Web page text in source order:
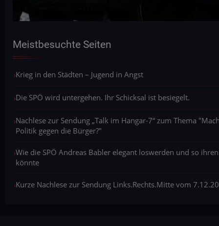
Meistbesuchte Seiten
Krieg in den Städten – Jugend in Angst
Die SPÖ wird untergehen. Ihr Schicksal ist besiegelt.
Nachlese zur Sendung „Talk im Hangar-7“ zum Thema
Politik gegen die Bürger?"
Wie die SPÖ Andreas Babler elegant loswerden und so
könnte
Kurze Nachlese zur Sendung Links.Rechts.Mitte vom